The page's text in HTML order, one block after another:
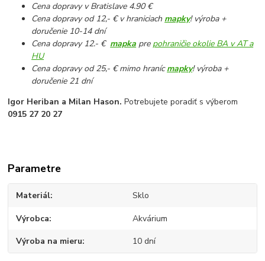
Cena dopravy v Bratislave 4.90 €
Cena dopravy od 12,- € v hraniciach mapky! výroba +
doručenie 10-14 dní
Cena dopravy 12.- € mapka pre pohraničie okolie BA v AT a
HU
Cena dopravy od 25,- € mimo hranícmapky! výroba +
doručenie 21 dní
Igor Heriban a Milan Hason.Potrebujete poradiť s výberom
0915 27 20 27
Parametre
Materiál Sklo
Výrobca Akvárium
Výroba na mieru 10 dní